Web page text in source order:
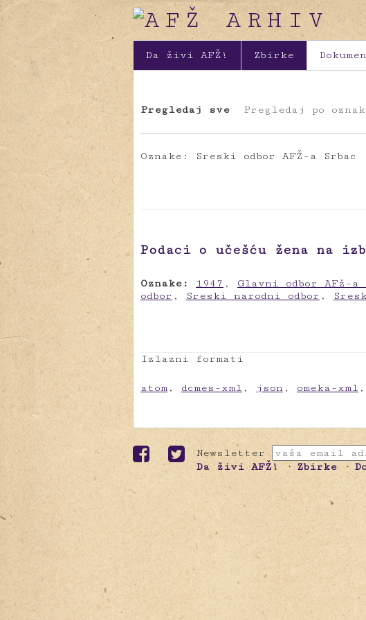
Da živi AFŽ! Zbirke
Pregledaj sve Pregledaj po
Oznake: Sreski odbor AFŽ-a Srbac
Podaci o učešću žena na
Oznake: 1947 , Glavni odbor AFž-a
odbor , Sreski narodni odbor ,
Izlazni formati
atom , dcmes-xml , json , omeka-xml ,
Newsletter
Da živi AFŽ!
Zbirke